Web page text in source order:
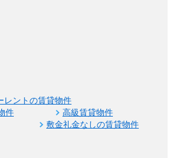
レントの賃貸物件
件
高級賃貸物件
敷金礼金なしの賃貸物件